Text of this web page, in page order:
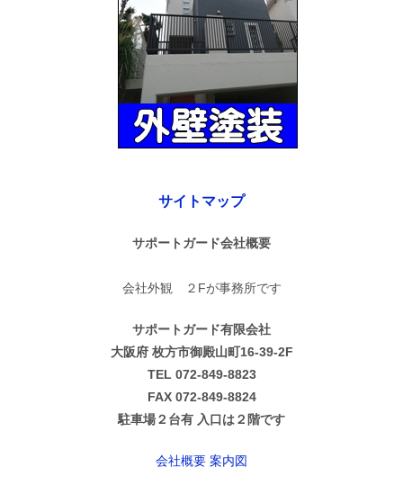
サイトマップ
サポートガード会社概要
会社外観 ２Fが事務所です
サポートガード有限会社
大阪府 枚方市御殿山町16-39-2F
TEL 072-849-8823
FAX 072-849-8824
駐車場２台有 入口は２階です
会社概要 案内図